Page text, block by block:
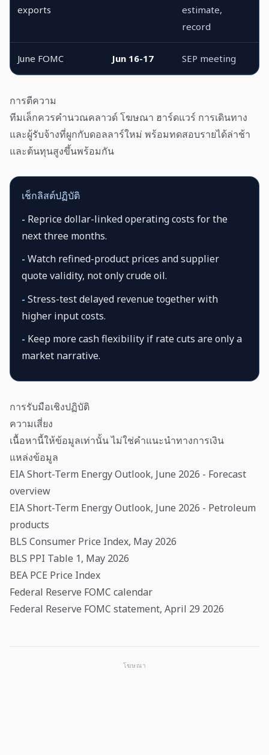
exports
estimate,
record
June FOMC Jun 16-17 SEP meeting
การตีความ
ทีมเล็กควรคำนวณคลาวด์ โฆษณา ฮาร์ดแวร์ การเดินทาง
และผู้รับจ้างที่ผูกกับดอลลาร์ใหม่ พร้อมทดสอบรายได้ล่าช้า
และต้นทุนสูงขึ้นพร้อมกัน
เช็กลิสต์ปฏิบัติ
- Reprice dollar-linked operating costs for the
next three months.
- Watch refined-product prices and supplier
quote validity, not only crude oil.
- Stress-test delayed revenue together with
higher input costs.
- Keep more cash flexibility if rate cuts are only a
market narrative.
การรับมือเชิงปฏิบัติ
ความเสี่ยง
เนื้อหานี้ให้ข้อมูลเท่านั้น ไม่ใช่คำแนะนำทางการเงิน
แหล่งข้อมูล
EIA Short-Term Energy Outlook, June 2026 - Forecast
overview
EIA Short-Term Energy Outlook, June 2026 - Petroleum
products
BLS Consumer Price Index, May 2026
BLS PPI Table 1, May 2026
BEA PCE Price Index
Federal Reserve FOMC calendar
Federal Reserve FOMC statement, April 29 2026
โฆษณา